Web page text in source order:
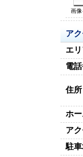
画像
ア
エ
電
住所
ホ
ア
駐